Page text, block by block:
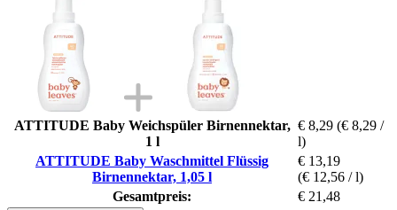
ATTITUDE Baby Weichspüler Birnennektar,
1 l
€ 8,29 (€ 8,29 /
l)
ATTITUDE Baby Waschmittel Flüssig
Birnennektar, 1,05 l
€ 13,19
(€ 12,56 / l)
Gesamtpreis:
€ 21,48